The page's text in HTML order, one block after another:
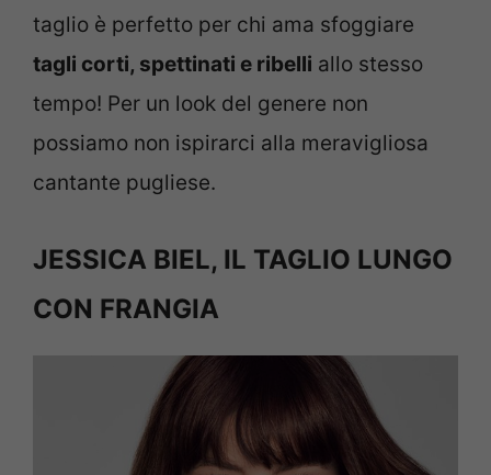
taglio è perfetto per chi ama sfoggiare
tagli corti, spettinati e ribelli allo stesso
tempo! Per un look del genere non
possiamo non ispirarci alla meravigliosa
cantante pugliese.
JESSICA BIEL, IL TAGLIO LUNGO
CON FRANGIA